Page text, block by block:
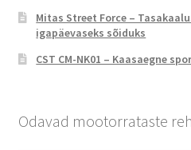
Mitas Street Force –
igapäevaseks sõiduks
CST CM-NK01 – Kaasaegne
Odavad mootorrataste